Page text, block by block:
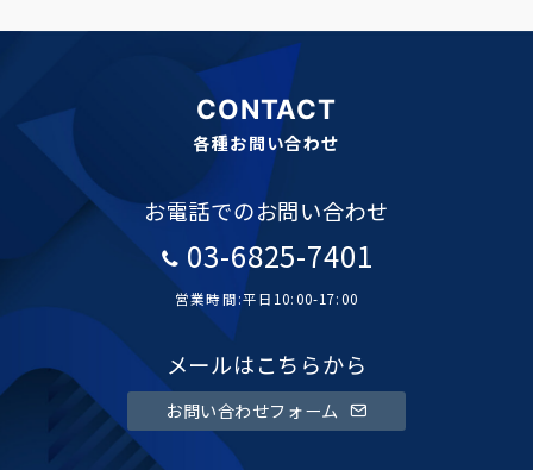
CONTACT
各種お問い合わせ
お電話でのお問い合わせ
03-6825-7401
営業時間:平日10:00-17:00
メールはこちらから
お問い合わせフォーム